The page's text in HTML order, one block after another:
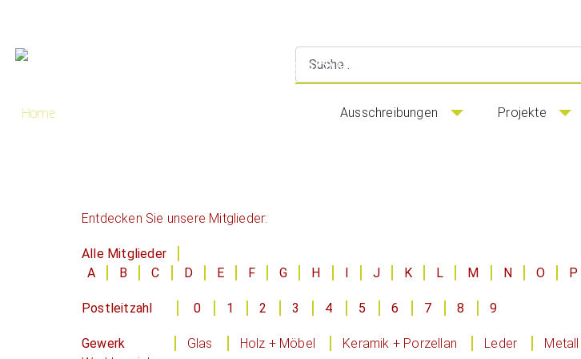
Home Ausschreibungen Projekte
Entdecken Sie unsere Mitglieder:
Alle Mitglieder
A
B C D E F G H I J K L M N O P
Postleitzahl 0 1 2 3 4 5 6 7 8 9
Gewerk Glas Holz + Möbel Keramik + Porzellan Leder Metall